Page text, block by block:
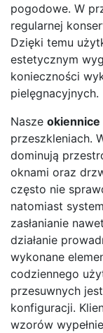
pogodowe. W
regularnej
Dzięki temu
estetycznym
konieczności
pielęgnacyjnych.
Nasze
przeszkleniach.
dominują
oknami oraz
często nie
natomiast
zasłanianie
działanie
wykonane
codziennego
przesuwnych
konfiguracji.
wzorów